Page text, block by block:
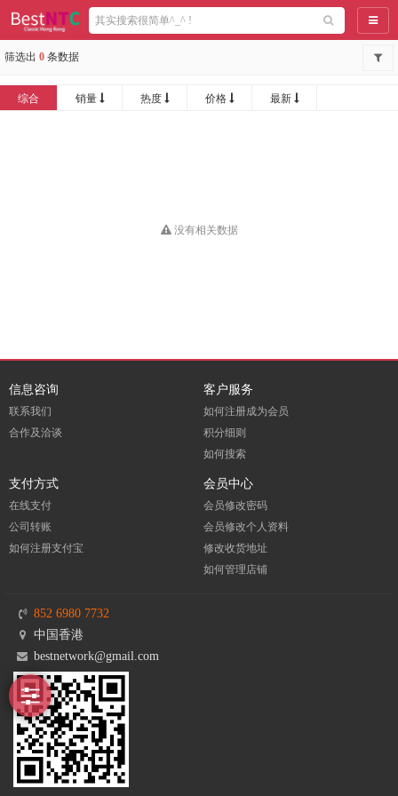
导航
筛选出 0 条数据
综合 销量 热度 价格 最新
没有相关数据
信息咨询
联系我们
合作及洽谈
客户服务
如何注册成为会员
积分细则
如何搜索
支付方式
在线支付
公司转账
如何注册支付宝
会员中心
会员修改密码
会员修改个人资料
修改收货地址
如何管理店铺
852 6980 7732
中国香港
bestnetwork@gmail.com